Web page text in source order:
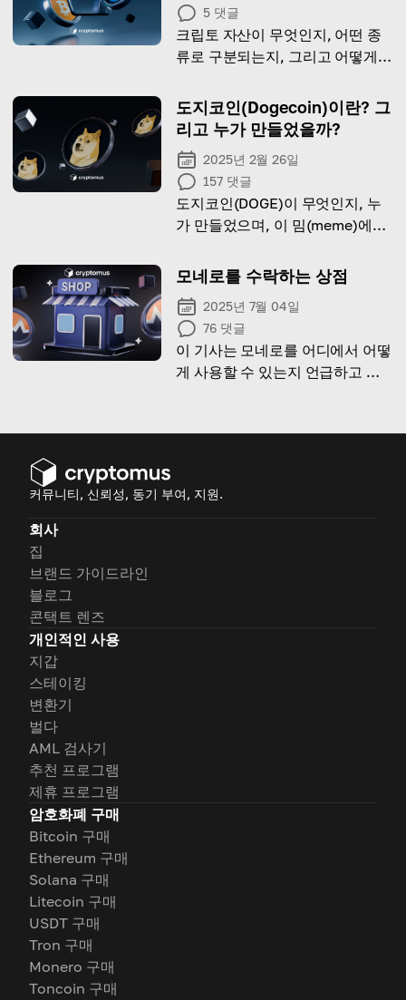
5 댓글
크립토 자산이 무엇인지, 어떤 종
류로 구분되는지, 그리고 어떻게
도지코인(Dogecoin)이란? 그
리고 누가 만들었을까?
2025년 2월 26일
157 댓글
도지코인(DOGE)이 무엇인지, 누
가 만들었으며, 이 밈(meme)에서
적으로 인기를 끌게 되었는지 알아
보겠습니다.
모네로를 수락하는 상점
2025년 7월 04일
76 댓글
이 기사는 모네로를 어디에서 어떻
게 사용할 수 있는지 언급하고 있
커뮤니티, 신뢰성, 동기 부여, 지원.
회사
집
브랜드 가이드라인
블로그
콘택트 렌즈
개인적인 사용
지갑
스테이킹
변환기
벌다
AML 검사기
추천 프로그램
제휴 프로그램
암호화폐 구매
Bitcoin 구매
Ethereum 구매
Solana 구매
Litecoin 구매
USDT 구매
Tron 구매
Monero 구매
Toncoin 구매